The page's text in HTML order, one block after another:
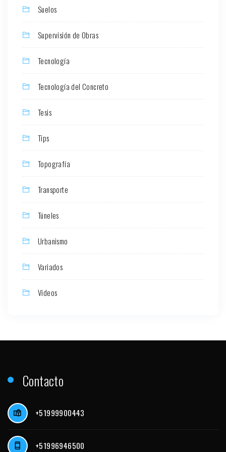
Suelos
Supervisión de Obras
Tecnología
Tecnología del Concreto
Tesis
Tips
Topografía
Transporte
Túneles
Urbanismo
Variados
Videos
Contacto
+51999900443
+51996946500